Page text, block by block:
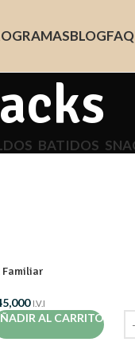
BLOGFAQ
BATIDOS
Familiar
I.V.I
AL CARRITO